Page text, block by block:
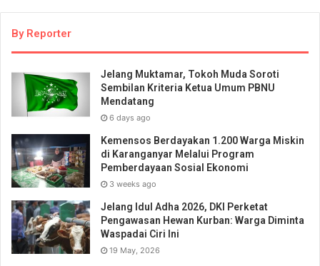
By Reporter
Jelang Muktamar, Tokoh Muda Soroti
Sembilan Kriteria Ketua Umum PBNU
Mendatang
6 days ago
Kemensos Berdayakan 1.200 Warga Miskin
di Karanganyar Melalui Program
Pemberdayaan Sosial Ekonomi
3 weeks ago
Jelang Idul Adha 2026, DKI Perketat
Pengawasan Hewan Kurban: Warga Diminta
Waspadai Ciri Ini
19 May, 2026